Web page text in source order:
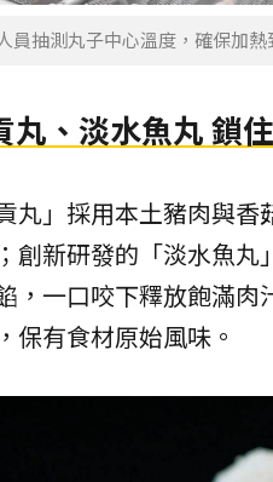
員抽測丸子中心溫度，確保加熱
丸、淡水魚丸 鎖
貢丸」採用本土豬肉與
創新研發的「淡水魚
，一口咬下釋放飽滿
保有食材原始風味。